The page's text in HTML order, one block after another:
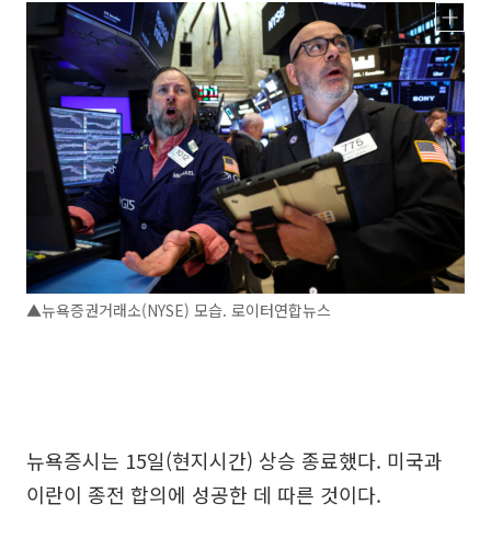
▲뉴욕증권거래소(NYSE) 모습. 로이터연합뉴스
뉴욕증시는 15일(현지시간) 상승 종료했다. 미국과
이란이 종전 합의에 성공한 데 따른 것이다.